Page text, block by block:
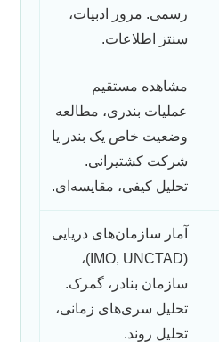
رسمی. مرور ادبیات،
سنتز اطلاعات.
مشاهده مستقیم
عملیات بندری، مطالعه
وضعیت خاص یک بندر یا
شرکت کشتیرانی.
تحلیل کیفی، مقایسه‌ای.
آمار سازمان‌های دریایی
(IMO, UNCTAD)،
سازمان بنادر، گمرک.
تحلیل سری‌های زمانی،
تحلیل روند.